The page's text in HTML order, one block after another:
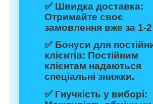
✅ Швидка доставка:
Отримайте своє
замовлення вже за 1-2
✅ Бонуси для
клієнтів: Постійним
клієнтам надаються
спеціальні знижки.
✅ Гнучкість у виборі: